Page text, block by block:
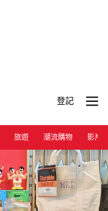
登記
旅遊 潮流購物 影片